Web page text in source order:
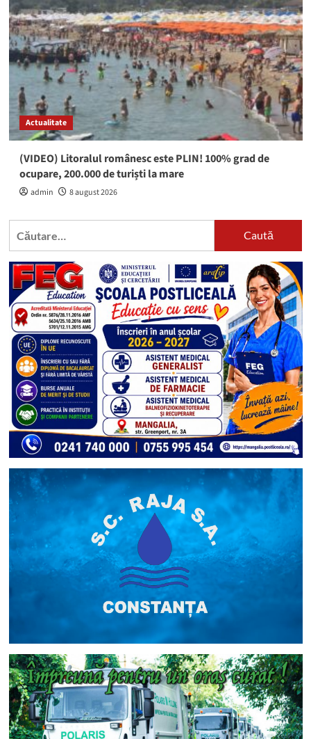
Actualitate
(VIDEO) Litoralul românesc este PLIN! 100% grad de
ocupare, 200.000 de turiști la mare
admin 8 august 2026